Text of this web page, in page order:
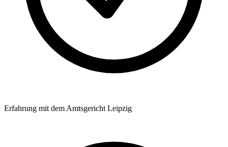
Erfahrung mit dem Amtsgericht Leipzig